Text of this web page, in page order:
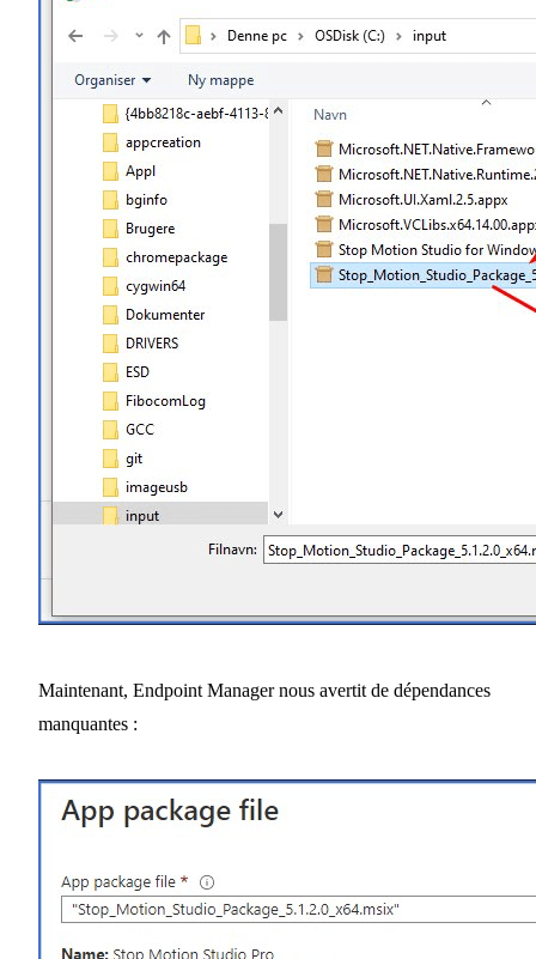
Maintenant, Endpoint Manager nous avertit de dépendances
manquantes :